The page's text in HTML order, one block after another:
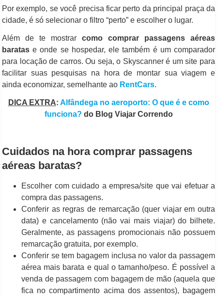
Por exemplo, se você precisa ficar perto da principal praça da
cidade, é só selecionar o filtro “perto” e escolher o lugar.
Além de te mostrar como comprar passagens aéreas
baratas e onde se hospedar, ele também é um comparador
para locação de carros. Ou seja, o Skyscanner é um site para
facilitar suas pesquisas na hora de montar sua viagem e
ainda economizar, semelhante ao RentCars.
DICA EXTRA: Alfândega no aeroporto: O que é e como
funciona? do Blog Viajar Correndo
Cuidados na hora comprar passagens
aéreas baratas?
Escolher com cuidado a empresa/site que vai efetuar a
compra das passagens.
Conferir as regras de remarcação (quer viajar em outra
data) e cancelamento (não vai mais viajar) do bilhete.
Geralmente, as passagens promocionais não possuem
remarcação gratuita, por exemplo.
Conferir se tem bagagem inclusa no valor da passagem
aérea mais barata e qual o tamanho/peso. É possível a
venda de passagem com bagagem de mão (aquela que
fica no compartimento acima dos assentos), bagagem